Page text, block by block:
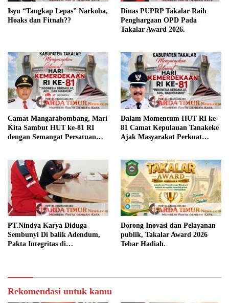
Isyu “Tangkap Lepas” Narkoba,
Hoaks dan Fitnah??
Dinas PUPRP Takalar Raih
Penghargaan OPD Pada
Takalar Award 2026.
Camat Mangarabombang, Mari
Kita Sambut HUT ke-81 RI
dengan Semangat Persatuan
Dalam Momentum HUT RI ke-
81 Camat Kepulauan Tanakeke
Ajak Masyarakat Perkuat
PT.Nindya Karya Diduga
Sembunyi Di balik Adendum,
Pakta Integritas di
Dorong Inovasi dan Pelayanan
publik, Takalar Award 2026
Tebar Hadiah.
Rekomendasi untuk kamu